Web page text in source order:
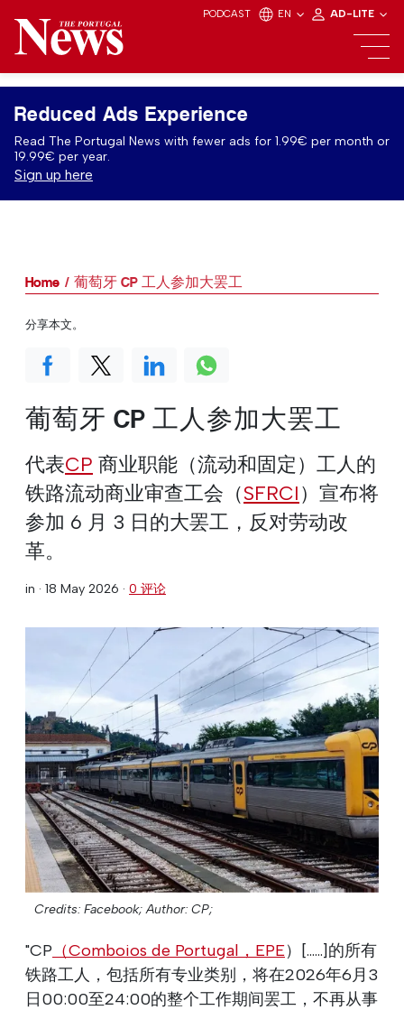
PODCAST EN AD-LITE
Reduced Ads Experience
Read The Portugal News with fewer ads for 1.99€ per month or
19.99€ per year.
Sign up here
Home 葡萄牙 CP 工人参加大罢工
葡萄牙 CP 工人参加大罢工
代表CP 商业职能（流动和固定）工人的
铁路流动商业审查工会（SFRCI）宣布将
参加 6 月 3 日的大罢工，反对劳动改
革。
in · 18 May 2026 · 0 评论
Credits: Facebook; Author: CP;
"CP （Comboios de Portugal，EPE）[......]的所有
铁路工人，包括所有专业类别，将在2026年6月3
日00:00至24:00的整个工作期间罢工，不再从事
分享本文。